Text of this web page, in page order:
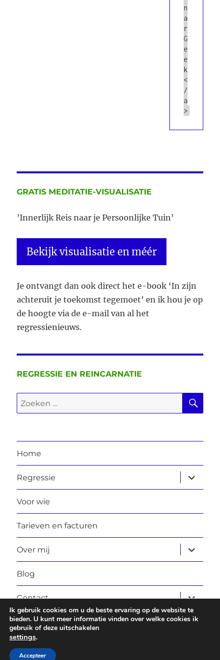
n
a
r
G
e
e
k
<
/
a
>
GRATIS MEDITATIE-VISUALISATIE
’Innerlijk Reis naar je Persoonlijke Tuin’
Bekijk visualisatie en méér
Je ontvangt dan ook direct het e-book ‘In zijn
achteruit je toekomst tegemoet’ en ik hou je op
de hoogte via de e-mail van al het
regressienieuws.
REGRESSIE EN REINCARNATIE
Zoeken
naar:
Home
Regressie
Voor wie
Tarieven en facturen
Over mij
Blog
Contact
Laura Daggers Privacybeleid
WordPress
Ik gebruik cookies om u de beste ervaring op de website te
bieden. U kunt meer informatie vinden over welke cookies ik
gebruik of deze uitschakelen
settings.
Accepteer